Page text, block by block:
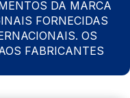
DA MARCA
FORNECIDAS
OS
FABRICANTES